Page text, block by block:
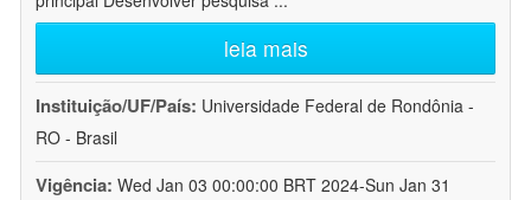
leia mais
Instituição/UF/País: Universidade Federal de Rondônia -
RO - Brasil
Vigência: Wed Jan 03 00:00:00 BRT 2024-Sun Jan 31